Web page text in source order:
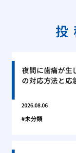
夜間に歯痛が生
の対応方法と応
2026.08.06
未分類